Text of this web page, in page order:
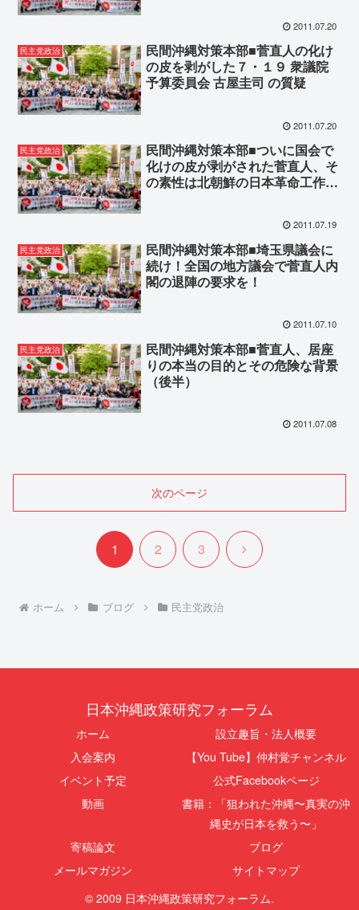
2011.07.20
民主党政治
民間沖縄対策本部■菅直人の化け
の皮を剥がした７・１９ 衆議院
予算委員会 古屋圭司 の質疑
2011.07.20
民主党政治
民間沖縄対策本部■ついに国会で
化けの皮が剥がされた菅直人、そ
の素性は北朝鮮の日本革命工作
2011.07.19
民主党政治
民間沖縄対策本部■埼玉県議会に
続け！全国の地方議会で菅直人内
閣の退陣の要求を！
2011.07.10
民主党政治
民間沖縄対策本部■菅直人、居座
りの本当の目的とその危険な背景
（後半）
2011.07.08
次のページ
1 2 3
次
ホーム ブログ 民主党政治
日本沖縄政策研究フォーラム
ホーム
設立趣旨・法人概要
入会案内
【You Tube】仲村覚チャンネル
イベント予定
公式Facebookページ
動画
書籍：「狙われた沖縄〜真実の沖
縄史が日本を救う〜」
寄稿論文
ブログ
メールマガジン
サイトマップ
© 2009 日本沖縄政策研究フォーラム.